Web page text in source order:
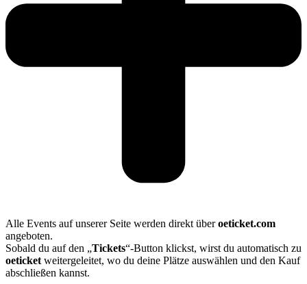
Alle Events auf unserer Seite werden direkt überoeticket.com
angeboten.
Sobald du auf den „Tickets“-Button klickst, wirst du automatisch zu
oeticketweitergeleitet, wo du deine Plätze auswählen und den Kauf
abschließen kannst.